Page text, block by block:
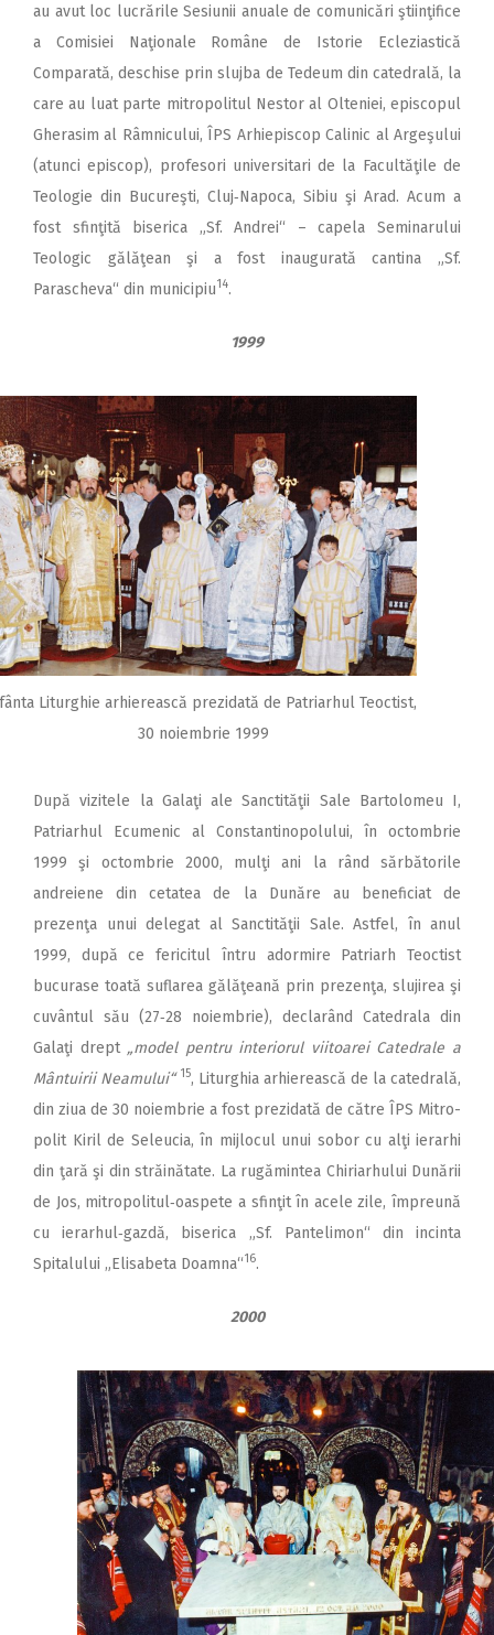
au avut loc lucrările Sesiunii anuale de comunicări ştiinţifice
a Comisiei Naţionale Române de Isto­rie Ecle­ziastică
Comparată, deschise prin slujba de Tedeum din catedrală, la
care au luat parte mitropolitul Nestor al Olteniei, episcopul
Ghe­rasim al Râmnicului, ÎPS Arhiepiscop Calinic al Ar­geşului
(atunci episcop), profesori universitari de la Facul­tăţile de
Teologie din Bucureşti, Cluj‑Napoca, Sibiu şi Arad. Acum a
fost sfinţită biserica „Sf. Andrei“ – capela Seminarului
Teologic gălăţean şi a fost inaugurată cantina „Sf.
Parascheva“ din municipiu14.
1999
Liturghie arhierească prezidată de Patriarhul Teoctist,
30 noiembrie 1999
După vizitele la Galaţi ale Sanctităţii Sale Bartolomeu I,
Patriarhul Ecumenic al Constantinopolului, în octombrie
1999 şi octombrie 2000, mulţi ani la rând sărbătorile
andreiene din cetatea de la Dunăre au bene­ficiat de
prezenţa unui delegat al Sanctităţii Sale. Astfel, în anul
1999, după ce fericitul întru adormire Patriarh Teoctist
bucurase toată suflarea gălăţeană prin prezenţa, slujirea şi
cuvântul său (27‑28 noiembrie), declarând Catedrala din
Galaţi drept „model pentru interiorul viitoarei Catedrale a
Mântuirii Neamului“ 15, Liturghia arhierească de la catedrală,
din ziua de 30 noiembrie a fost prezidată de către ÎPS Mi­tro­
polit Kiril de Seleucia, în mijlocul unui sobor cu alţi ierarhi
din ţară şi din străinătate. La rugămintea Chiriarhului Dunării
de Jos, mitropolitul‑oaspete a sfinţit în acele zile, împreună
cu ierarhul‑gazdă, biserica „Sf. Pantelimon“ din incinta
Spitalului „Elisabeta Doamna“16.
2000